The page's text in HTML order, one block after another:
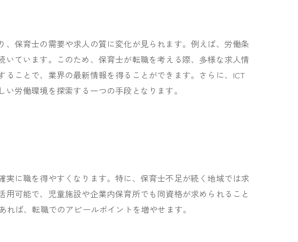
保育士の需要や求人の質に変化が見られます。例えば、労働条
ています。このため、保育士が転職を考える際、多様な求人情
ことで、業界の最新情報を得ることができます。さらに、ICT
労働環境を探索する一つの手段となります。
に職を得やすくなります。特に、保育士不足が続く地域では求
可能で、児童施設や企業内保育所でも同資格が求められること
ば、転職でのアピールポイントを増やせます。